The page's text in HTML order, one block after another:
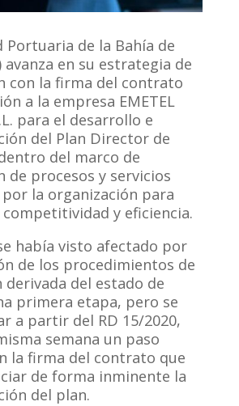
Portuaria de la Bahía de
avanza en su estrategia de
con la firma del contrato
a la empresa EMETEL
para el desarrollo e
del Plan Director de
del marco de
de procesos y servicios
la organización para
y eficiencia.
había visto afectado por
de los procedimientos de
del estado de
primera etapa, pero se
a partir del RD 15/2020,
semana un paso
la firma del contrato que
de forma inminente la
del plan.